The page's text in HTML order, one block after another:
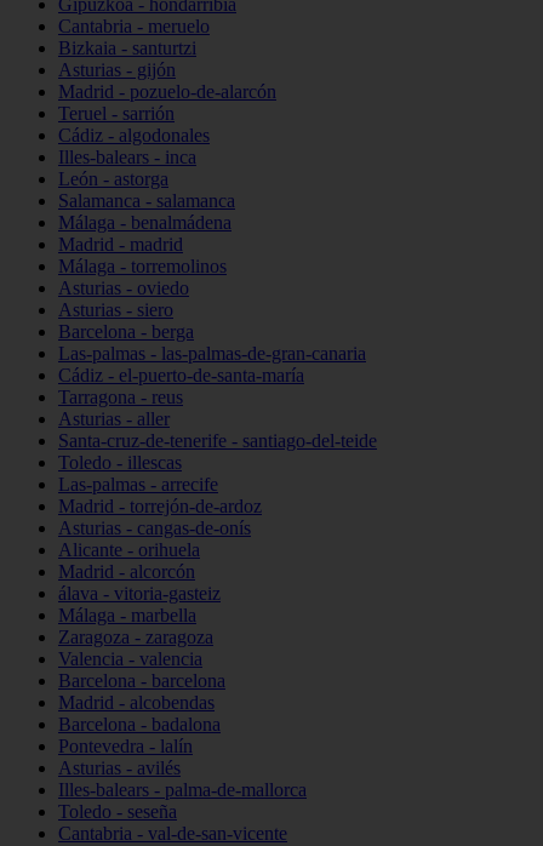
Gipuzkoa - hondarribia
Cantabria - meruelo
Bizkaia - santurtzi
Asturias - gijón
Madrid - pozuelo-de-alarcón
Teruel - sarrión
Cádiz - algodonales
Illes-balears - inca
León - astorga
Salamanca - salamanca
Málaga - benalmádena
Madrid - madrid
Málaga - torremolinos
Asturias - oviedo
Asturias - siero
Barcelona - berga
Las-palmas - las-palmas-de-gran-canaria
Cádiz - el-puerto-de-santa-maría
Tarragona - reus
Asturias - aller
Santa-cruz-de-tenerife - santiago-del-teide
Toledo - illescas
Las-palmas - arrecife
Madrid - torrejón-de-ardoz
Asturias - cangas-de-onís
Alicante - orihuela
Madrid - alcorcón
álava - vitoria-gasteiz
Málaga - marbella
Zaragoza - zaragoza
Valencia - valencia
Barcelona - barcelona
Madrid - alcobendas
Barcelona - badalona
Pontevedra - lalín
Asturias - avilés
Illes-balears - palma-de-mallorca
Toledo - seseña
Cantabria - val-de-san-vicente